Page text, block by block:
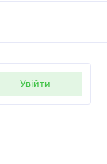
увійти